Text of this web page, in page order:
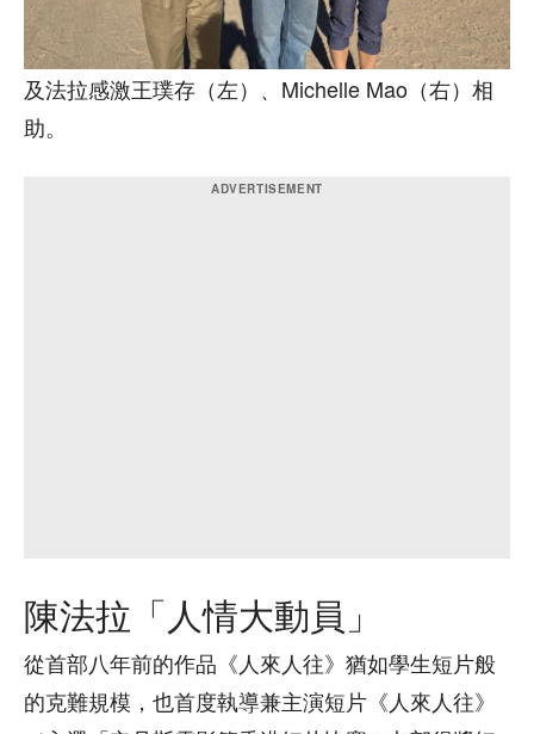
及法拉感激王璞存（左）、Michelle Mao（右）相
助。
陳法拉「人情大動員」
從首部八年前的作品《人來人往》猶如學生短片般
的克難規模，也首度執導兼主演短片《人來人往》